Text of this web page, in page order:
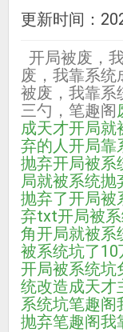
更新时间：
开局被废，
废，我靠系统
被废，我靠系
三勺，笔趣阁
成天才开局就
弃的人开局靠
抛弃开局被系
局就被系统抛
抛弃了开局被
弃txt开局被
角开局就被系
被系统坑了10
开局被系统坑
统改造成天才
系统坑笔趣阁
抛弃笔趣阁我